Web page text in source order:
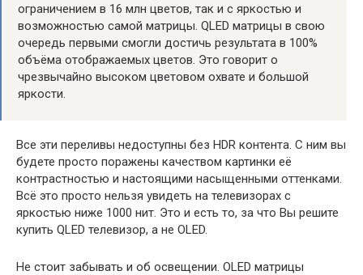
ограничением в 16 млн цветов, так и с яркостью и
возможностью самой матрицы. QLED матрицы в свою
очередь первыми смогли достичь результата в 100%
объёма отображаемых цветов. Это говорит о
чрезвычайно высоком цветовом охвате и большой
яркости.
Все эти переливы недоступны без HDR контента. С ним вы
будете просто поражены качеством картинки её
контрастностью и настоящими насыщенными оттенками.
Всё это просто нельзя увидеть на телевизорах с
яркостью ниже 1000 нит. Это и есть то, за что Вы решите
купить QLED телевизор, а не OLED.
Не стоит забывать и об освещении. OLED матрицы